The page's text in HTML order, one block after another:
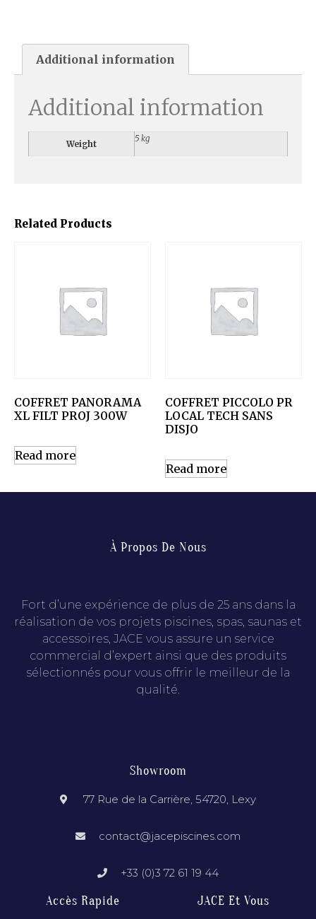
Related Products
COFFRET PANORAMA
XL FILT PROJ 300W
Read more
COFFRET PICCOLO PR
LOCAL TECH SANS
DISJO
Read more
Additional information
Additional information
Weight
5 kg
À Propos De Nous
Fort d’une expérience de plus de 25 ans dans la
réalisation de vos projets piscines, spas, saunas et
accessoires, JACE vous assure un service
commercial d’expert ainsi que des produits
sélectionnés pour vous offrir le meilleur de la
qualité.
Showroom
77 Rue de la Carrière, 54720, Lexy
contact@jacepiscines.com
+33 (0)3 72 61 19 44
Accès Rapide JACE Et Vous